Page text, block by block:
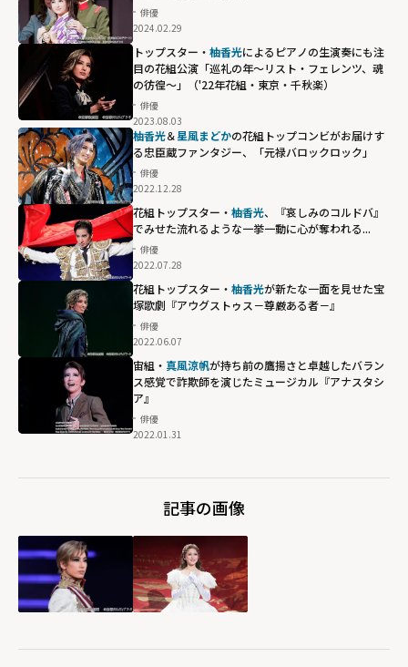
俳優
2024.02.29
トップスター・ 柚香光によるピアノの生演奏にも注
目の花組公演「巡礼の年～リスト・フェレンツ、魂
の彷徨～」（'22年花組・東京・千秋楽）
俳優
2023.08.03
柚香光＆星風まどかの花組トップコンビがお届けす
る忠臣蔵ファンタジー、「元禄バロックロック」
俳優
2022.12.28
花組トップスター・ 柚香光、『哀しみのコルドバ』
でみせた流れるような一挙一動に心が奪われる...
俳優
2022.07.28
花組トップスター・ 柚香光が新たな一面を見せた宝
塚歌劇『アウグストゥス－尊厳ある者－』
俳優
2022.06.07
宙組・ 真風涼帆が持ち前の鷹揚さと卓越したバラン
ス感覚で詐欺師を演じたミュージカル『アナスタシ
ア』
俳優
2022.01.31
記事の画像